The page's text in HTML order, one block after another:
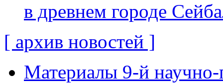
в древнем городе
[ архив новостей ]
Материалы 9-й научно-